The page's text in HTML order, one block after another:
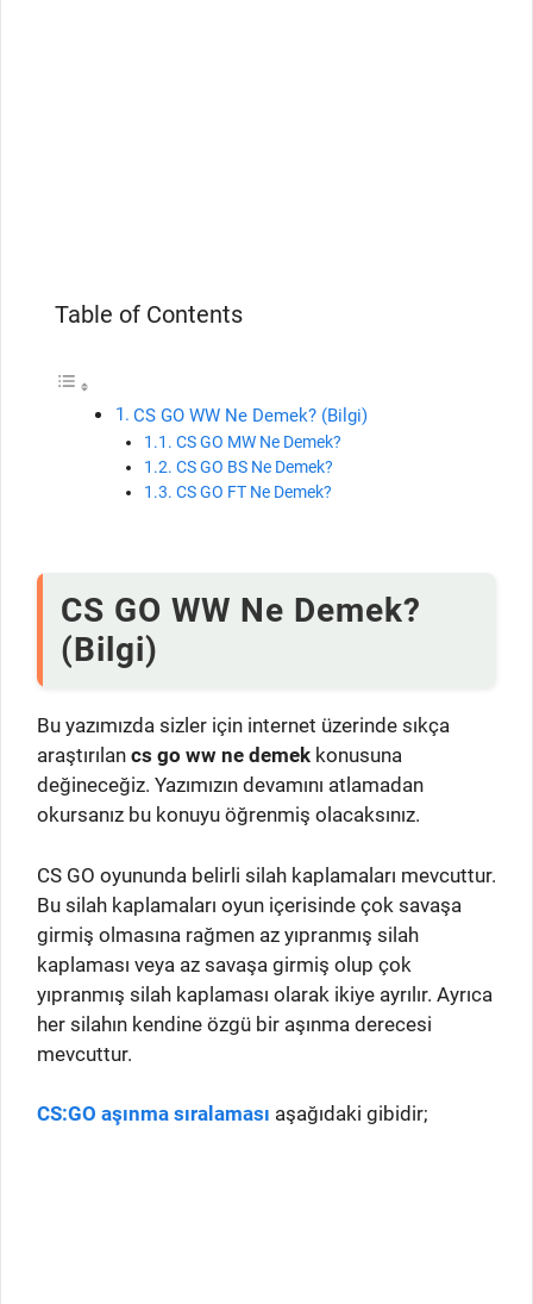
Table of Contents
CS GO WW Ne Demek? (Bilgi)
CS GO MW Ne Demek?
CS GO BS Ne Demek?
CS GO FT Ne Demek?
CS GO WW Ne Demek?
(Bilgi)
Bu yazımızda sizler için internet üzerinde sıkça
araştırılan cs go ww ne demek konusuna
değineceğiz. Yazımızın devamını atlamadan
okursanız bu konuyu öğrenmiş olacaksınız.
CS GO oyununda belirli silah kaplamaları mevcuttur.
Bu silah kaplamaları oyun içerisinde çok savaşa
girmiş olmasına rağmen az yıpranmış silah
kaplaması veya az savaşa girmiş olup çok
yıpranmış silah kaplaması olarak ikiye ayrılır. Ayrıca
her silahın kendine özgü bir aşınma derecesi
mevcuttur.
CS:GO aşınma sıralaması aşağıdaki gibidir;